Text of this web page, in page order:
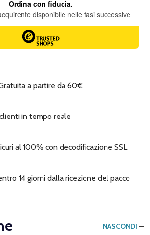
a partire da 60€
in tempo reale
al 100% con decodificazione SSL
14 giorni dalla ricezione del pacco
NASCONDI